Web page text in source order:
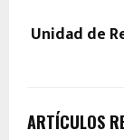
Unidad de
ARTÍCULOS